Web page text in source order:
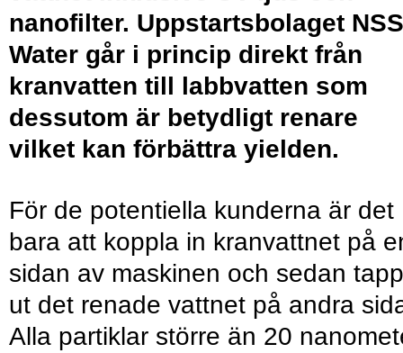
nanofilter. Uppstartsbolaget NSS
Water går i princip direkt från
kranvatten till labbvatten som
dessutom är betydligt renare
vilket kan förbättra yielden.
För de potentiella kunderna är det
bara att koppla in kranvattnet på
sidan av maskinen och sedan
ut det renade vattnet på andra
Alla partiklar större än 20